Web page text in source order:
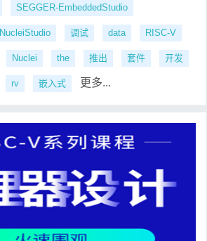
SEGGER-EmbeddedStudio
NucleiStudio 调试 data RISC-V
Nuclei the 推出 套件 开发
rv 嵌入式 更多...